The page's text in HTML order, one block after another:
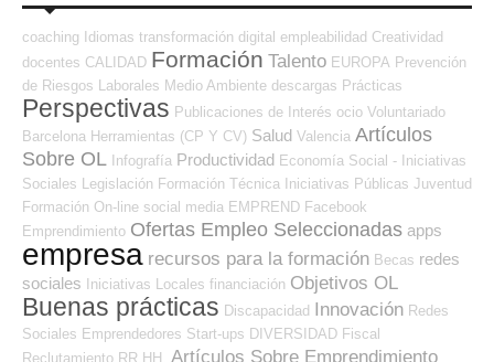
coaching Idiomas transformación digital empleabilidad Creatividad
docentes CALIDAD Formación Talento EUROPA Prevención
de Riesgos Laborales Medio Ambiente descargas Prácticas
Perspectivas Publicaciones de Interés ocio Voluntariado
Barcelona Herramientas (CP Y CV) Salud Valencia Artículos
Sobre OL Infografía Productividad Economía Social - Iniciativas
Sociales Legislación Formación Técnica Iniciativas Públicas Juventud
Formación On-line social media EMPREND Facebook
Emprendimiento Ofertas Empleo Seleccionadas apps
empresa recursos para la formación Becas redes
sociales Iniciativas Locales financiación Objetivos OL
Buenas prácticas Discapacidad Innovación Redes
Sociales Emprendedores Start-ups DIVERSIDAD Fiscal
Reclutamiento RR.HH. Artículos Sobre Emprendimiento